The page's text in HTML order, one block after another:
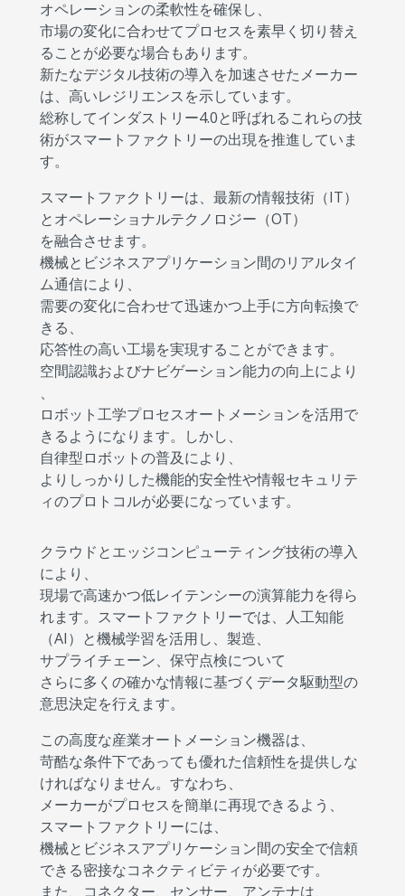
オペレーションの柔軟性を確保し、
市場の変化に合わせてプロセスを素早く切り替え
ることが必要な場合もあります。
新たなデジタル技術の導入を加速させたメーカー
は、高いレジリエンスを示しています。
総称してインダストリー4.0と呼ばれるこれらの技
術がスマートファクトリーの出現を推進していま
す。
スマートファクトリーは、最新の情報技術（IT）
とオペレーショナルテクノロジー（OT）
を融合させます。
機械とビジネスアプリケーション間のリアルタイ
ム通信により、
需要の変化に合わせて迅速かつ上手に方向転換で
きる、
応答性の高い工場を実現することができます。
空間認識およびナビゲーション能力の向上により
、
ロボット工学プロセスオートメーションを活用で
きるようになります。しかし、
自律型ロボットの普及により、
よりしっかりした機能的安全性や情報セキュリテ
ィのプロトコルが必要になっています。
クラウドとエッジコンピューティング技術の導入
により、
現場で高速かつ低レイテンシーの演算能力を得ら
れます。スマートファクトリーでは、人工知能
（AI）と機械学習を活用し、製造、
サプライチェーン、保守点検について
さらに多くの確かな情報に基づくデータ駆動型の
意思決定を行えます。
この高度な産業オートメーション機器は、
苛酷な条件下であっても優れた信頼性を提供しな
ければなりません。すなわち、
メーカーがプロセスを簡単に再現できるよう、
スマートファクトリーには、
機械とビジネスアプリケーション間の安全で信頼
できる密接なコネクティビティが必要です。
また、コネクター、センサー、アンテナは、